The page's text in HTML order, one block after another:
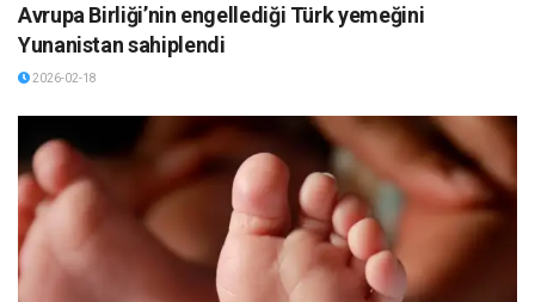
Avrupa Birliği’nin engellediği Türk yemeğini
Yunanistan sahiplendi
2026-02-18